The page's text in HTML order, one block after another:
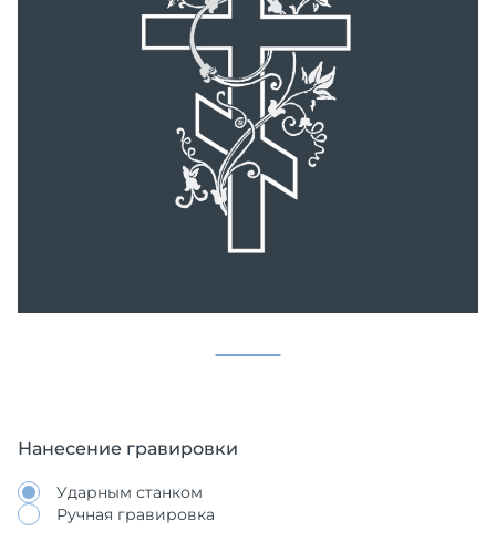
Нанесение гравировки
Ударным станком
Ручная гравировка